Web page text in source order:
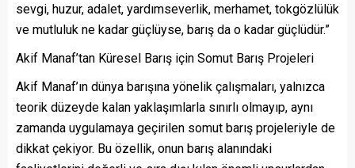
sevgi, huzur, adalet, yardımseverlik, merhamet, tokgözlülük
ve mutluluk ne kadar güçlüyse, barış da o kadar güçlüdür.”
Akif Manaf’tan Küresel Barış için Somut Barış Projeleri
Akif Manaf’ın dünya barışına yönelik çalışmaları, yalnızca
teorik düzeyde kalan yaklaşımlarla sınırlı olmayıp, aynı
zamanda uygulamaya geçirilen somut barış projeleriyle de
dikkat çekiyor. Bu özellik, onun barış alanındaki